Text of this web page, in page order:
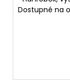
alebo
Dostupné na